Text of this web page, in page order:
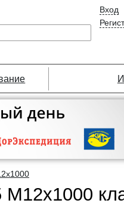
Вход
М12х1000